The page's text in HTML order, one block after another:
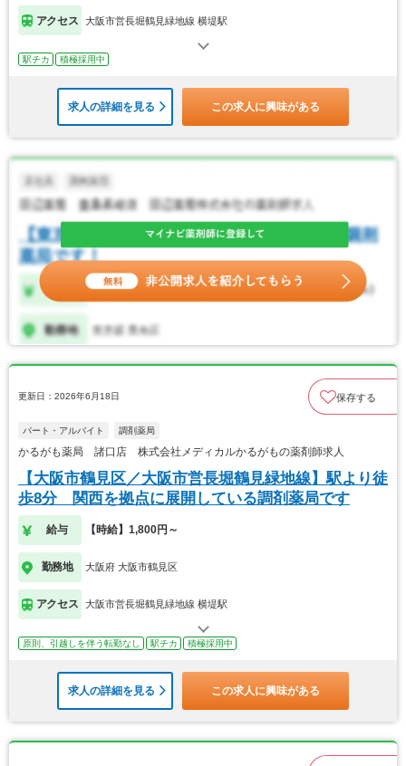
アクセス 大阪市営長堀鶴見緑地線 横堤駅
駅チカ 積極採用中
求人の詳細を見る この求人に興味がある
更新日：2026年6月18日 保存する
パート・アルバイト 調剤薬局
かるがも薬局 諸口店 株式会社メディカルかるがもの薬剤師求人
【大阪市鶴見区／大阪市営長堀鶴見緑地線】駅より徒
歩8分 関西を拠点に展開している調剤薬局です
給与 【時給】1,800円～
勤務地 大阪府 大阪市鶴見区
アクセス 大阪市営長堀鶴見緑地線 横堤駅
原則、引越しを伴う転勤なし 駅チカ 積極採用中
求人の詳細を見る この求人に興味がある